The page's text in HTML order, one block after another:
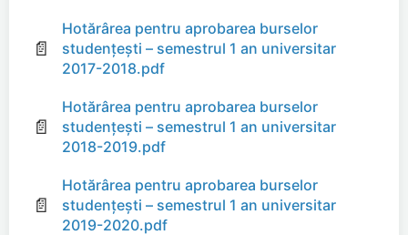
📄
Hotărârea pentru aprobarea burselor
studențești – semestrul 1 an universitar
2017-2018.pdf
📄
Hotărârea pentru aprobarea burselor
studențești – semestrul 1 an universitar
2018-2019.pdf
📄
Hotărârea pentru aprobarea burselor
studențești – semestrul 1 an universitar
2019-2020.pdf